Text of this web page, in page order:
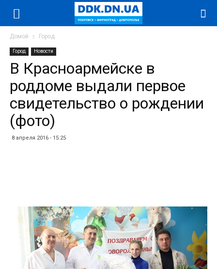
Домой Город
Город Новости
В Красноармейске в
роддоме выдали первое
свидетельство о рождении
(фото)
8 апреля 2016 - 15:25